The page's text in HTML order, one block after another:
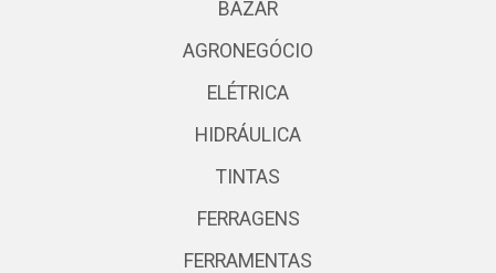
BAZAR
AGRONEGÓCIO
ELÉTRICA
HIDRÁULICA
TINTAS
FERRAGENS
FERRAMENTAS